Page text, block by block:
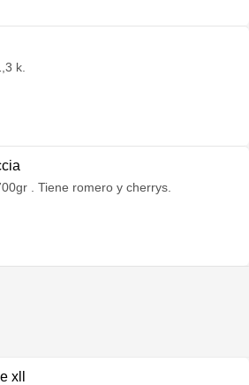
k.
. Tiene romero y cherrys.
xll